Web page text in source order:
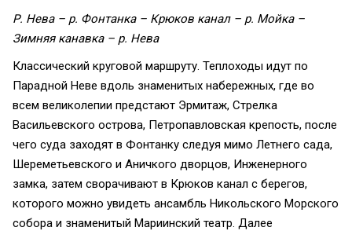
Р. Нева – р. Фонтанка – Крюков канал – р. Мойка –
Зимняя канавка – р. Нева
Классический круговой маршруту. Теплоходы идут по
Парадной Неве вдоль знаменитых набережных, где во
всем великолепии предстают Эрмитаж, Стрелка
Васильевского острова, Петропавловская крепость, после
чего суда заходят в Фонтанку следуя мимо Летнего сада,
Шереметьевского и Аничкого дворцов, Инженерного
замка, затем сворачивают в Крюков канал с берегов,
которого можно увидеть ансамбль Никольского Морского
собора и знаменитый Мариинский театр. Далее